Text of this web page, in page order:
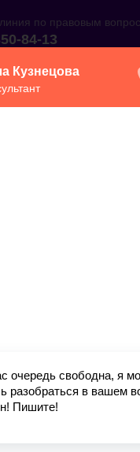
отношения
плата